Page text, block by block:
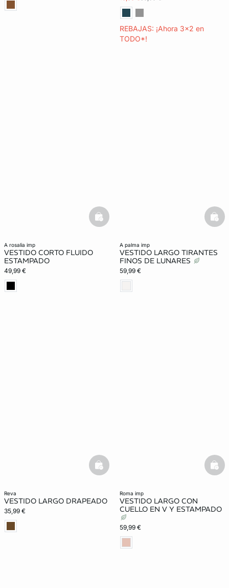
REBAJAS: ¡Ahora 3x2 en
TODO*!
a rosalia imp
VESTIDO CORTO FLUIDO
ESTAMPADO
49,99 €
basketfull
a palma imp
VESTIDO LARGO TIRANTES
FINOS DE LUNARES
59,99 €
reva
VESTIDO LARGO DRAPEADO
35,99 €
basketfull
roma imp
VESTIDO LARGO CON
CUELLO EN V Y ESTAMPADO
59,99 €